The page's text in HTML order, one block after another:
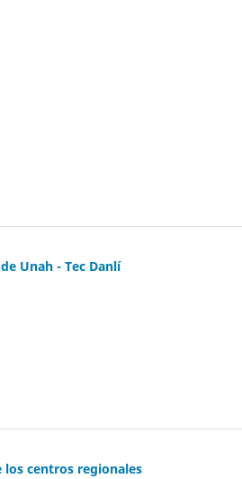
Unah - Tec Danlí
los centros regionales